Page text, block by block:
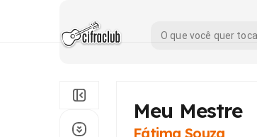
Meu Mestre
Fátima Souza